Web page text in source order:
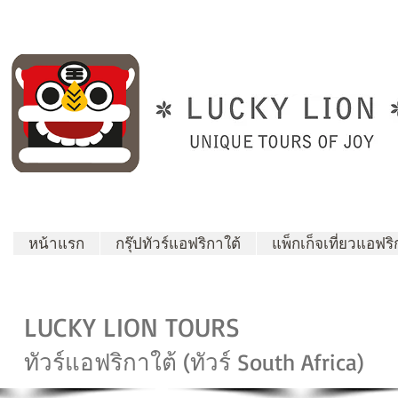
หน้าแรก กรุ๊ปทัวร์แอฟริกาใต้ แพ็กเก็จเที่ยวแอฟริ
LUCKY LION TOURS
ทัวร์แอฟริกาใต้ (ทัวร์ South Africa)